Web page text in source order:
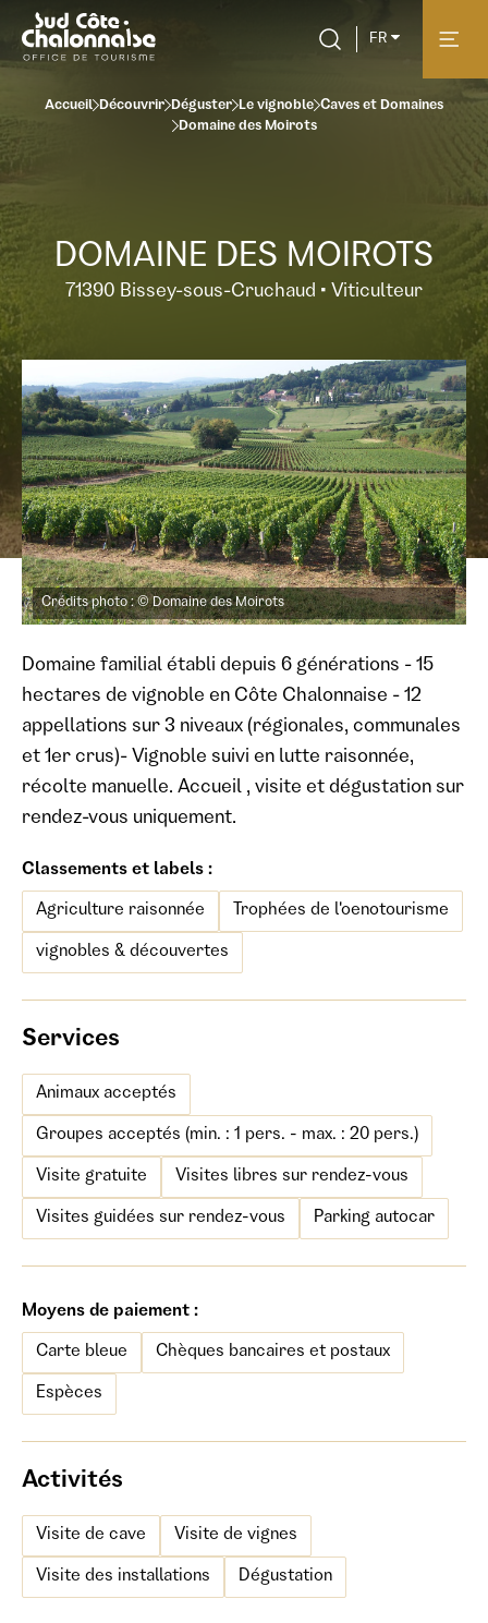
FR
Accueil Découvrir Déguster Le vignoble Caves et Domaines
Domaine des Moirots
DOMAINE DES MOIROTS
71390 Bissey-sous-Cruchaud • Viticulteur
Crédits photo : © Domaine des Moirots
Domaine familial établi depuis 6 générations - 15
hectares de vignoble en Côte Chalonnaise - 12
appellations sur 3 niveaux (régionales, communales
et 1er crus)- Vignoble suivi en lutte raisonnée,
récolte manuelle. Accueil , visite et dégustation sur
rendez-vous uniquement.
Classements et labels :
Agriculture raisonnée Trophées de l'oenotourisme
vignobles & découvertes
Services
Animaux acceptés
Groupes acceptés (min. : 1 pers. - max. : 20 pers.)
Visite gratuite Visites libres sur rendez-vous
Visites guidées sur rendez-vous Parking autocar
Moyens de paiement :
Carte bleue Chèques bancaires et postaux
Espèces
Activités
Visite de cave Visite de vignes
Visite des installations Dégustation